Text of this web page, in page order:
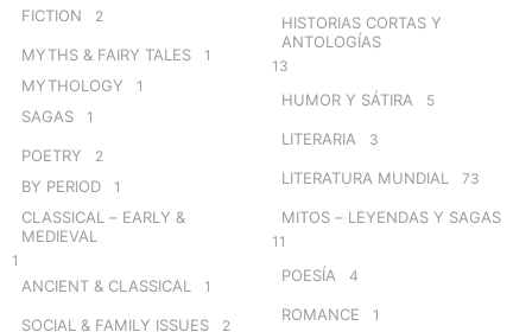
FICTION 2
MYTHS & FAIRY TALES 1
MYTHOLOGY 1
SAGAS 1
POETRY 2
BY PERIOD 1
CLASSICAL – EARLY &
MEDIEVAL
1
ANCIENT & CLASSICAL 1
SOCIAL & FAMILY ISSUES 2
HISTORIAS CORTAS Y
ANTOLOGÍAS
13
HUMOR Y SÁTIRA 5
LITERARIA 3
LITERATURA MUNDIAL 73
MITOS – LEYENDAS Y SAGAS
11
POESÍA 4
ROMANCE 1